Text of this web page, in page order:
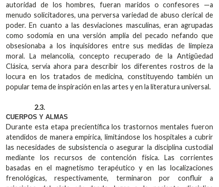
autoridad de los hombres, fueran maridos o confesores —a
menudo solicitadores, una perversa variedad de abuso clerical de
poder. En cuanto a las desviaciones masculinas, eran agrupadas
como sodomía en una versión amplia del pecado nefando que
obsesionaba a los inquisidores entre sus medidas de limpieza
moral. La melancolía, concepto recuperado de la Antigüedad
Clásica, servía ahora para describir los diferentes rostros de la
locura en los tratados de medicina, constituyendo también un
popular tema de inspiración en las artes y en la literatura universal.
2.3.
CUERPOS Y ALMAS
Durante esta etapa precientífica los trastornos mentales fueron
atendidos de manera empírica, limitándose los hospitales a cubrir
las necesidades de subsistencia o asegurar la disciplina custodial
mediante los recursos de contención física. Las corrientes
basadas en el magnetismo terapéutico y en las localizaciones
frenológicas, respectivamente, terminaron por confluir a